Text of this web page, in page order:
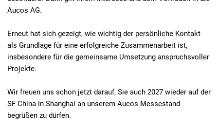
Aucos AG.
Erneut hat sich gezeigt, wie wichtig der persönliche Kontakt
als Grundlage für eine erfolgreiche Zusammenarbeit ist,
insbesondere für die gemeinsame Umsetzung anspruchsvoller
Projekte.
Wir freuen uns schon jetzt darauf, Sie auch 2027 wieder auf der
SF China in Shanghai an unserem Aucos Messestand
begrüßen zu dürfen.